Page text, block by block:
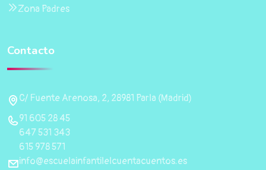
Zona Padres
Contacto
C/ Fuente Arenosa, 2, 28981 Parla (Madrid)
91 605 28 45
647 531 343
615 978 571
info@escuelainfantilelcuentacuentos.es